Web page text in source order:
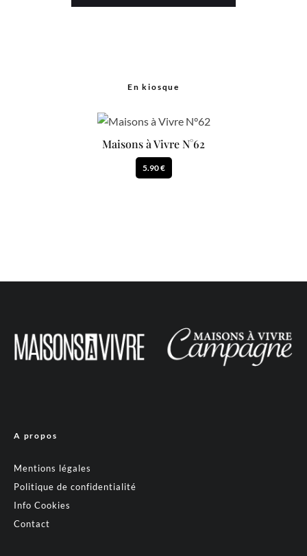
En kiosque
Maisons à Vivre N°62
5.90 €
A propos
Mentions légales
Politique de confidentialité
Info Cookies
Contact